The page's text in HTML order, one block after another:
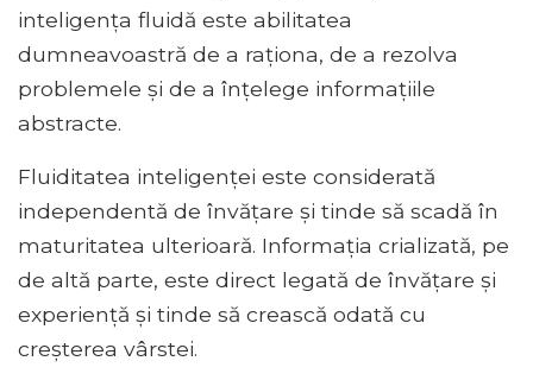
inteligența fluidă este abilitatea
dumneavoastră de a raționa, de a rezolva
problemele și de a înțelege informațiile
abstracte.
Fluiditatea inteligenței este considerată
independentă de învățare și tinde să scadă în
maturitatea ulterioară. Informația crializată, pe
de altă parte, este direct legată de învățare și
experiență și tinde să crească odată cu
creșterea vârstei.